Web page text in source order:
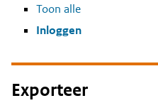
Toon alle
Inloggen
Exporteer